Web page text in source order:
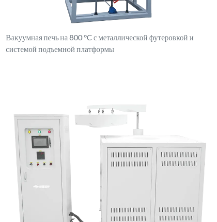
Вакуумная печь на 800 °C с металлической футеровкой и
системой подъемной платформы